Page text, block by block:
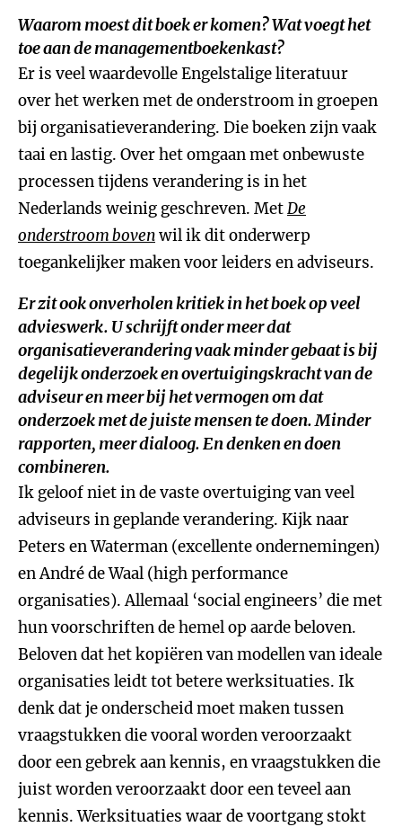
Waarom moest dit boek er komen? Wat voegt het
toe aan de managementboekenkast?
Er is veel waardevolle Engelstalige literatuur
over het werken met de onderstroom in groepen
bij organisatieverandering. Die boeken zijn vaak
taai en lastig. Over het omgaan met onbewuste
processen tijdens verandering is in het
Nederlands weinig geschreven. MetDe
onderstroom bovenwil ik dit onderwerp
toegankelijker maken voor leiders en adviseurs.
Er zit ook onverholen kritiek in het boek op veel
advieswerk. U schrijft onder meer dat
organisatieverandering vaak minder gebaat is bij
degelijk onderzoek en overtuigingskracht van de
adviseur en meer bij het vermogen om dat
onderzoek met de juiste mensen te doen. Minder
rapporten, meer dialoog. En denken en doen
combineren.
Ik geloof niet in de vaste overtuiging van veel
adviseurs in geplande verandering. Kijk naar
Peters en Waterman (excellente ondernemingen)
en André de Waal (high performance
organisaties). Allemaal ‘social engineers’ die met
hun voorschriften de hemel op aarde beloven.
Beloven dat het kopiëren van modellen van ideale
organisaties leidt tot betere werksituaties. Ik
denk dat je onderscheid moet maken tussen
vraagstukken die vooral worden veroorzaakt
door een gebrek aan kennis, en vraagstukken die
juist worden veroorzaakt door een teveel aan
kennis. Werksituaties waar de voortgang stokt